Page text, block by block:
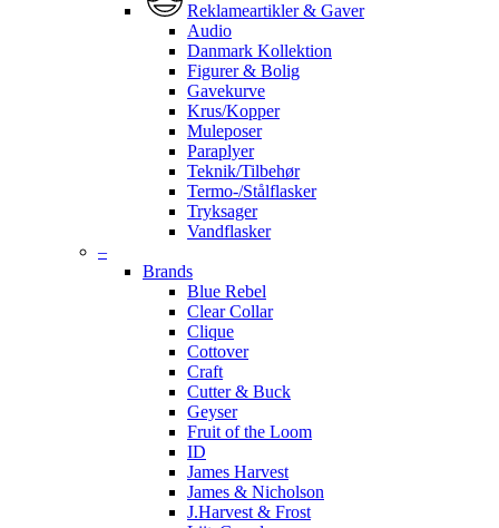
Reklameartikler & Gaver
Audio
Danmark Kollektion
Figurer & Bolig
Gavekurve
Krus/Kopper
Muleposer
Paraplyer
Teknik/Tilbehør
Termo-/Stålflasker
Tryksager
Vandflasker
–
Brands
Blue Rebel
Clear Collar
Clique
Cottover
Craft
Cutter & Buck
Geyser
Fruit of the Loom
ID
James Harvest
James & Nicholson
J.Harvest & Frost